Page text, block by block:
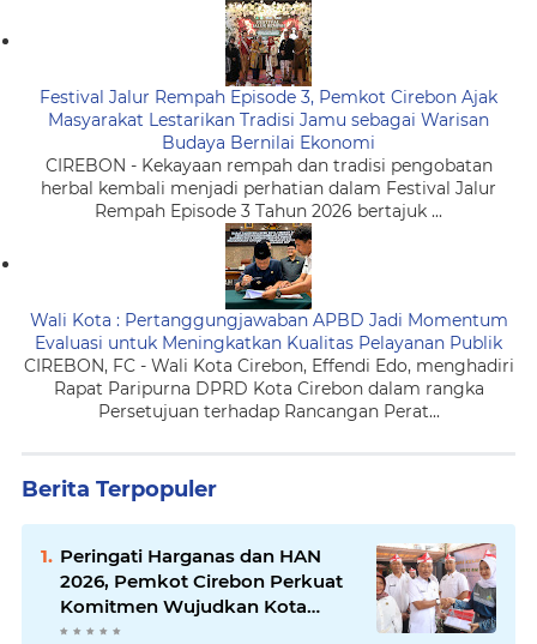
Festival Jalur Rempah Episode 3, Pemkot Cirebon Ajak
Masyarakat Lestarikan Tradisi Jamu sebagai Warisan
Budaya Bernilai Ekonomi
CIREBON - Kekayaan rempah dan tradisi pengobatan
herbal kembali menjadi perhatian dalam Festival Jalur
Rempah Episode 3 Tahun 2026 bertajuk ...
Wali Kota : Pertanggungjawaban APBD Jadi Momentum
Evaluasi untuk Meningkatkan Kualitas Pelayanan Publik
CIREBON, FC - Wali Kota Cirebon, Effendi Edo, menghadiri
Rapat Paripurna DPRD Kota Cirebon dalam rangka
Persetujuan terhadap Rancangan Perat...
Berita Terpopuler
Peringati Harganas dan HAN
2026, Pemkot Cirebon Perkuat
Komitmen Wujudkan Kota
Layak Anak